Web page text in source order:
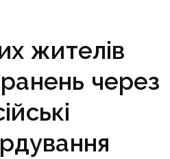
жителів
через